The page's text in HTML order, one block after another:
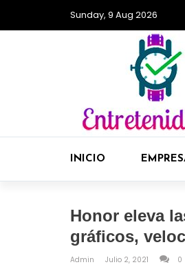
Sunday, 9 Aug 2026
INICIO
Honor eleva
gráficos,
Admin Julio 2, 2021 0